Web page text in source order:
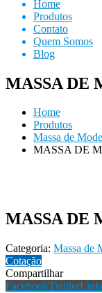
Home
Produtos
Contato
Quem Somos
Blog
MASSA DE
Home
Produtos
Massa de
MASSA DE
MASSA DE
Categoria: Massa de
Cotação
Compartilhar
FacebookTwitter